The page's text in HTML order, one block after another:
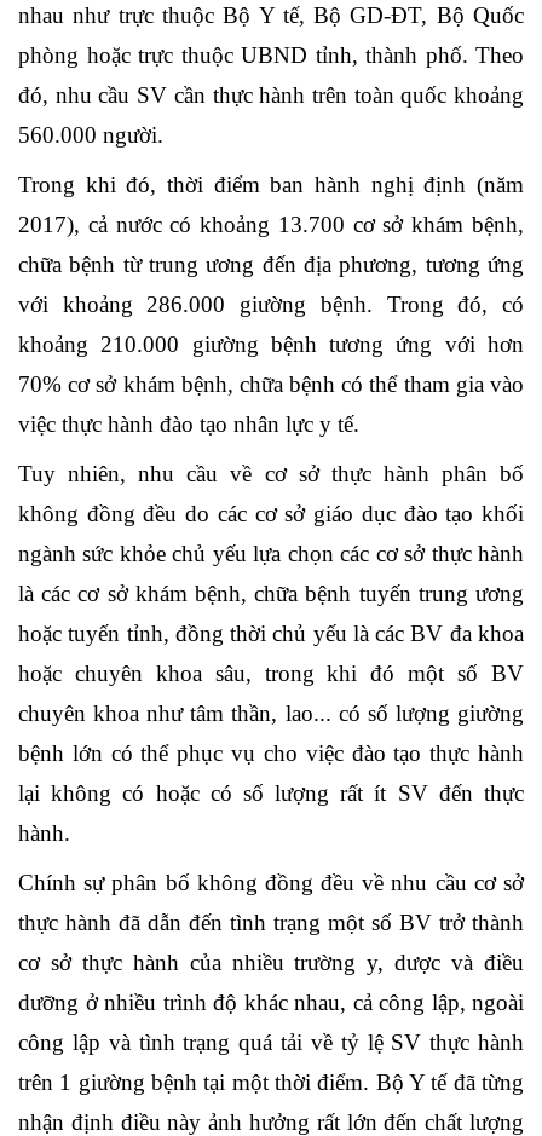
nhau như trực thuộc Bộ Y tế, Bộ GD-ĐT, Bộ Quốc
phòng hoặc trực thuộc UBND tỉnh, thành phố. Theo
đó, nhu cầu SV cần thực hành trên toàn quốc khoảng
560.000 người.
Trong khi đó, thời điểm ban hành nghị định (năm
2017), cả nước có khoảng 13.700 cơ sở khám bệnh,
chữa bệnh từ trung ương đến địa phương, tương ứng
với khoảng 286.000 giường bệnh. Trong đó, có
khoảng 210.000 giường bệnh tương ứng với hơn
70% cơ sở khám bệnh, chữa bệnh có thể tham gia vào
việc thực hành đào tạo nhân lực y tế.
Tuy nhiên, nhu cầu về cơ sở thực hành phân bố
không đồng đều do các cơ sở giáo dục đào tạo khối
ngành sức khỏe chủ yếu lựa chọn các cơ sở thực hành
là các cơ sở khám bệnh, chữa bệnh tuyến trung ương
hoặc tuyến tỉnh, đồng thời chủ yếu là các BV đa khoa
hoặc chuyên khoa sâu, trong khi đó một số BV
chuyên khoa như tâm thần, lao... có số lượng giường
bệnh lớn có thể phục vụ cho việc đào tạo thực hành
lại không có hoặc có số lượng rất ít SV đến thực
hành.
Chính sự phân bố không đồng đều về nhu cầu cơ sở
thực hành đã dẫn đến tình trạng một số BV trở thành
cơ sở thực hành của nhiều trường y, dược và điều
dưỡng ở nhiều trình độ khác nhau, cả công lập, ngoài
công lập và tình trạng quá tải về tỷ lệ SV thực hành
trên 1 giường bệnh tại một thời điểm. Bộ Y tế đã từng
nhận định điều này ảnh hưởng rất lớn đến chất lượng